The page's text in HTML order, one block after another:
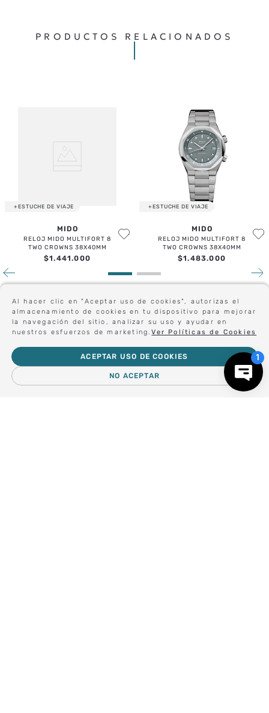
Al hacer clic en "Aceptar uso de cookies", autorizas el
almacenamiento de cookies en tu dispositivo para mejorar
la navegación del sitio, analizar su uso y ayudar en
nuestros esfuerzos de marketing.Ver Políticas de Cookies
NO ACEPTAR
ACEPTAR USO DE COOKIES
PRODUCTOS RELACIONADOS
+ESTUCHE DE VIAJE
MIDO
RELOJ MIDO MULTIFORT 8
TWO CROWNS 38X40MM
$1.441.000
+ESTUCHE DE VIAJE
MIDO
RELOJ MIDO MULTIFORT 8
TWO CROWNS 38X40MM
$1.483.000
Sé el primero en conocer nuestras novedades:
Forma parte de nuestros clientes exclusivos.